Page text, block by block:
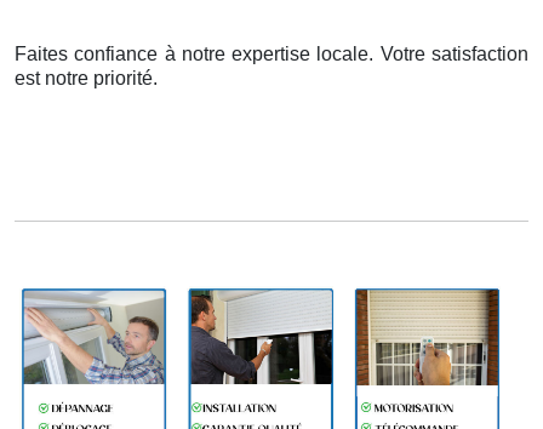
Faites confiance à notre expertise locale. Votre satisfaction
est notre priorité.